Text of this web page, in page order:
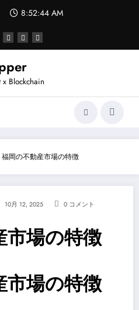
8:52:44 AM
Blockchain
福岡の不動産市場の特徴
10月 12, 2025 0 コメント
市場の特徴
市場の特徴